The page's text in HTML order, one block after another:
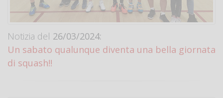
Notizia del 26/03/2024:
Un sabato qualunque diventa una bella giornata
di squash!!